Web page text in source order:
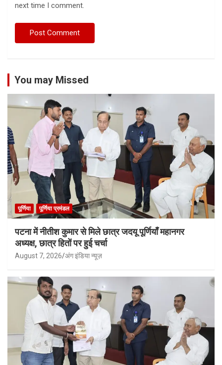
next time I comment.
You may Missed
पूर्णिया पूर्णिया प्रमंडल
पटना में नीतीश कुमार से मिले छात्र जदयू पूर्णियाँ महानगर
अध्यक्ष, छात्र हितों पर हुई चर्चा
August 7, 2026 अंग इंडिया न्यूज़